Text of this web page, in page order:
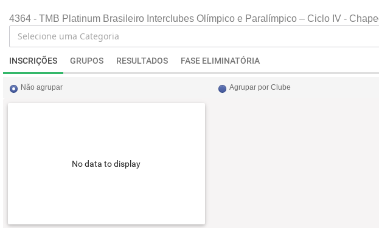
4364 - TMB Platinum Brasileiro Interclubes Olímpico e Paralímpico – Ciclo IV -
INSCRIÇÕES GRUPOS RESULTADOS FASE ELIMINATÓRIA
Não agrupar Agrupar por Clube
No data to display